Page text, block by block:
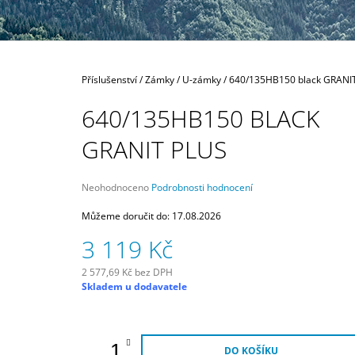
Domů
Příslušenství/Zámky/ U-zámky/640/135HB150 black
640/135HB150 BLACK
GRANIT PLUS
Průměrné
produktu
0,0
z
5
hvězdiček.
Neohodnoceno Podrobnosti hodnocení
Můžeme doručit do: 17.08.2026
3 119 Kč
2 577,69 Kč bez DPH
Měrná
Skladem u dodavatele
DO KOŠÍKU
300 Kč